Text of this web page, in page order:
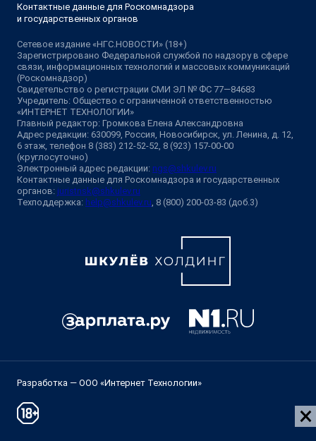
Контактные данные для Роскомнадзора
и государственных органов
Сетевое издание «НГС.НОВОСТИ» (18+)
Зарегистрировано Федеральной службой по надзору в сфере
связи, информационных технологий и массовых коммуникаций
(Роскомнадзор)
Свидетельство о регистрации СМИ ЭЛ № ФС 77—84683
Учредитель: Общество с ограниченной ответственностью
«ИНТЕРНЕТ ТЕХНОЛОГИИ»
Главный редактор: Громкова Елена Александровна
Адрес редакции: 630099, Россия, Новосибирск, ул. Ленина, д. 12,
6 этаж, телефон 8 (383) 212-52-52, 8 (923) 157-00-00
(круглосуточно)
Электронный адрес редакции: ngs@shkulev.ru
Контактные данные для Роскомнадзора и государственных
органов: juristnsk@shkulev.ru
Техподдержка: help@shkulev.ru , 8 (800) 200-03-83 (доб.3)
Разработка — ООО «Интернет Технологии»